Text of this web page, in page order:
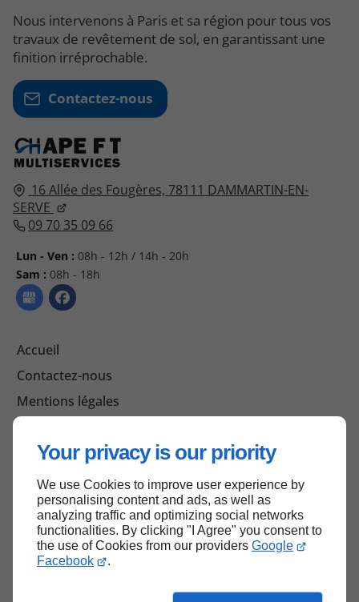
Your privacy is our priority
We use Cookies to improve user experience by
personalising content and ads, as well as
analyzing traffic and optimizing social networks
functionalities. By clicking "I Agree" you consent to
the use of Cookies from our providers Google
Facebook
.
16 Allée des Fougères, 78111 DAMMARTIN-EN-
SERVE
09 70 35 09 66
Lun - Ven : 08h - 12h / 14h - 20h
Sam : 08h - 18h
Accueil
Contactez-nous
Mentions légales
Nous intervenons à Paris et sa région pour tous vos
travaux de revêtement de sol, en garantissant une
finition irréprochable.
Contactez-nous
Haut de page